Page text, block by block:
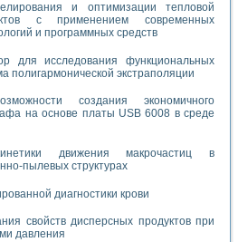
и оптимизации тепловой
с применением современных
и программных средств
для исследования функциональных
полигармонической экстраполяции
создания экономичного
на основе платы USB 6008 в среде
движения макрочастиц в
пылевых структурах
диагностики крови
свойств дисперсных продуктов при
давления